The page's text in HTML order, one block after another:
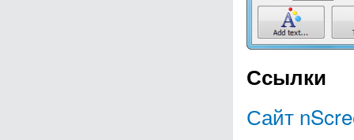
Ссылки
Сайт